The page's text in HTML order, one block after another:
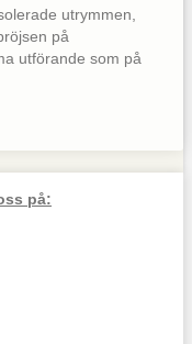
utrymmen,
på
utförande som på
på: